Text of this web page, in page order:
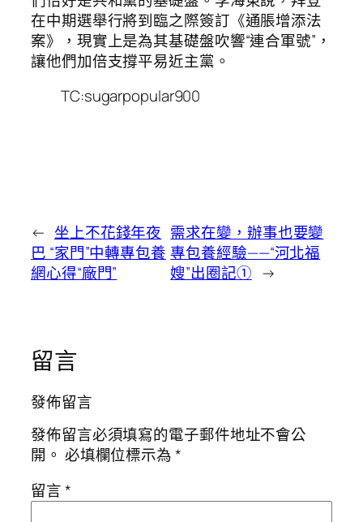
在中期選舉行將到臨之際簽訂《通脹增添法
案》，現實上是為其基礎盤吹響“連合軍號”，
讓他們加倍支撐平易近主黨。
TC:sugarpopular900
← 坐上不花錢年夜
巴 “家門”中轉專包養
網心得“廠門”
需求在變，辦事也要變
專包養經驗——“河北福
嫂”出圈記① →
留言
發佈留言
發佈留言必須填寫的電子郵件地址不會公
開。 必填欄位標示為*
留言*